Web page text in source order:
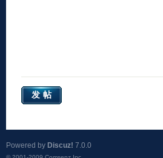
发帖
Powered by Discuz! 7.0.0